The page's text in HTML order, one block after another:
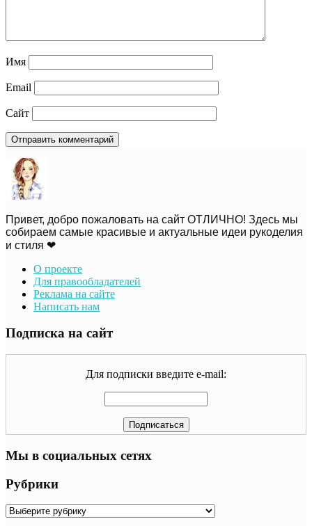
Имя
Email
Сайт
Привет, добро пожаловать на сайт ОТЛИЧНО! Здесь мы
собираем самые красивые и актуальные идеи рукоделия
и стиля ❤
О проекте
Для правообладателей
Реклама на сайте
Написать нам
Подписка на сайт
Для подписки введите e-mail:
Мы в социальных сетях
Рубрики
Рубрики